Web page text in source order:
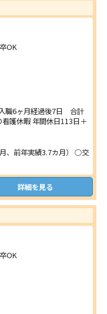
OK
職6ヶ月経過後7日 合計
護休暇 年間休日113日＋
、前年実績3.7カ月） ○交
詳細を見る
OK